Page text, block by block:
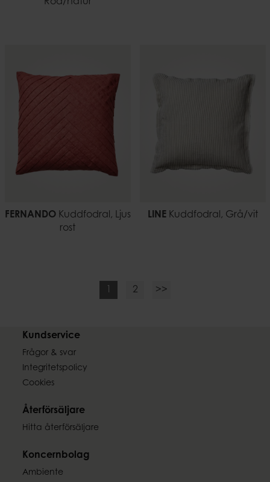
FERNANDOKuddfodral, Ljus
rost
LINEKuddfodral, Grå/vit
1 2 >>
Kundservice
Frågor & svar
Integritetspolicy
Cookies
Återförsäljare
Hitta återförsäljare
Koncernbolag
Ambiente